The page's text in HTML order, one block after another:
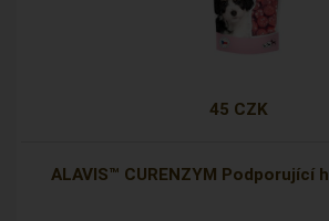
45 CZK
ALAVIS™ CURENZYM Podporující